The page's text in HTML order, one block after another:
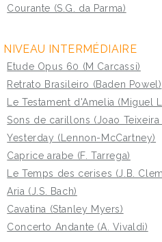
Courante (S.G. da Parma)
NIVEAU INTERMÉDIAIRE
Etude Opus 60 (M Carcassi)
Retrato Brasileiro (Baden Powel)
Le Testament d'Amelia (Miguel
Sons de carillons (Joao Teixeira
Yesterday (Lennon-McCartney)
Caprice arabe (F. Tarrega)
Le Temps des cerises (J.B.
Aria (J.S. Bach)
Cavatina (Stanley Myers)
Concerto Andante (A. Vivaldi)